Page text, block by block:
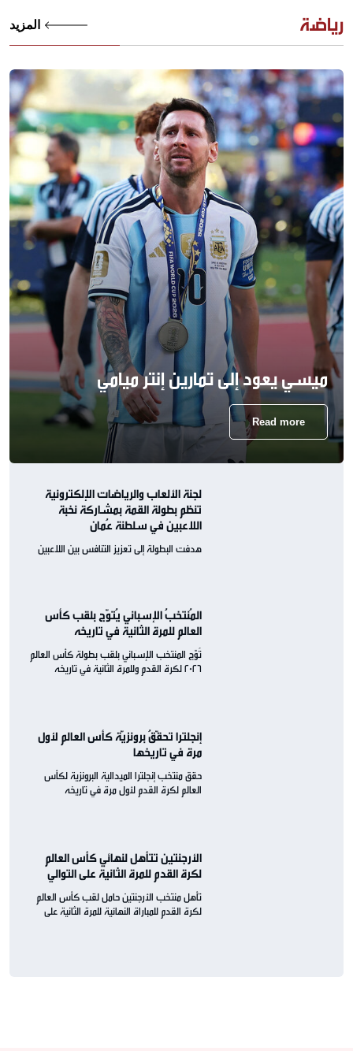
رياضة المزيد
ميسي يعود إلى تمارين إنتر ميامي
Read more
لجنة الألعاب والرياضات الإلكترونية
تنظم بطولة القمة بمشاركة نخبة
اللاعبين في سلطنة عُمان
هدفت البطولة إلى تعزيز التنافس بين اللاعبين
المُنتخبُ الإسباني يُتوّج بلقب كأس
العالم للمرة الثانية في تاريخه
تُوّج المنتخب الإسباني بلقب بطولة كأس العالم
2026 لكرة القدم وللمرة الثانية في تاريخه
إنجلترا تحقّقُ برونزيّة كأس العالم لأول
مرة في تاريخها
حقق منتخب إنجلترا الميدالية البرونزية لكأس
العالم لكرة القدم لأول مرة في تاريخه
الأرجنتين تتأهل لنهائي كأس العالم
لكرة القدم للمرة الثانية على التوالي
تأهل منتخب الأرجنتين حامل لقب كأس العالم
لكرة القدم للمباراة النهائية للمرة الثانية على